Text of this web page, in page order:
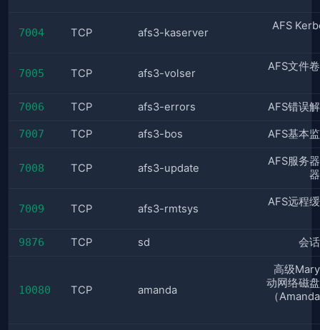
7004 TCP afs3-kaserver
AFS
7005 TCP afs3-volser
AFS文件
7006 TCP afs3-errors AFS错误
7007 TCP afs3-bos AFS基本
7008 TCP afs3-update
AFS服务
7009 TCP afs3-rmtsys
AFS远程
9876 TCP sd 会
10080 TCP amanda
高级
动网络磁
（